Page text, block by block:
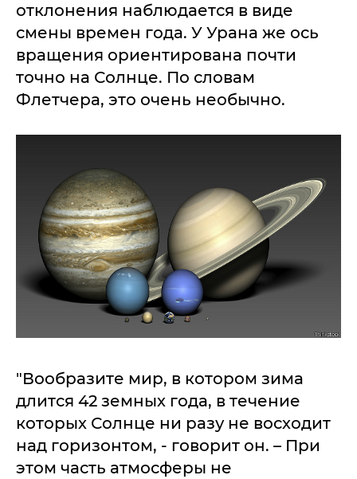
отклонения наблюдается в виде
смены времен года. У Урана же ось
вращения ориентирована почти
точно на Солнце. По словам
Флетчера, это очень необычно.
"Вообразите мир, в котором зима
длится 42 земных года, в течение
которых Солнце ни разу не восходит
над горизонтом, - говорит он. – При
этом часть атмосферы не